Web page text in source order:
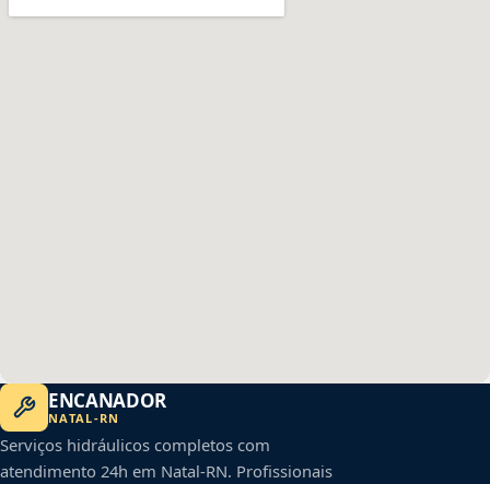
ENCANADOR
NATAL-RN
Serviços hidráulicos completos com
atendimento 24h em Natal-RN. Profissionais